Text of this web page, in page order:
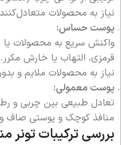
نیاز به محصولات
پوست حساس:
واکنش سریع به محصولات
قرمزی، التهاب یا خارش مکرر.
نیاز به محصولات ملایم و
پوست معمولی:
تعادل طبیعی بین چربی و
منافذ کوچک و پوستی صاف
بررسی ترکیبات